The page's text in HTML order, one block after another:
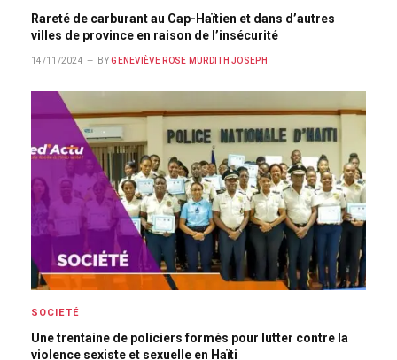
Rareté de carburant au Cap-Haïtien et dans d’autres
villes de province en raison de l’insécurité
14/11/2024 BY GENEVIÈVE ROSE MURDITH JOSEPH
SOCIETÉ
Une trentaine de policiers formés pour lutter contre la
violence sexiste et sexuelle en Haïti